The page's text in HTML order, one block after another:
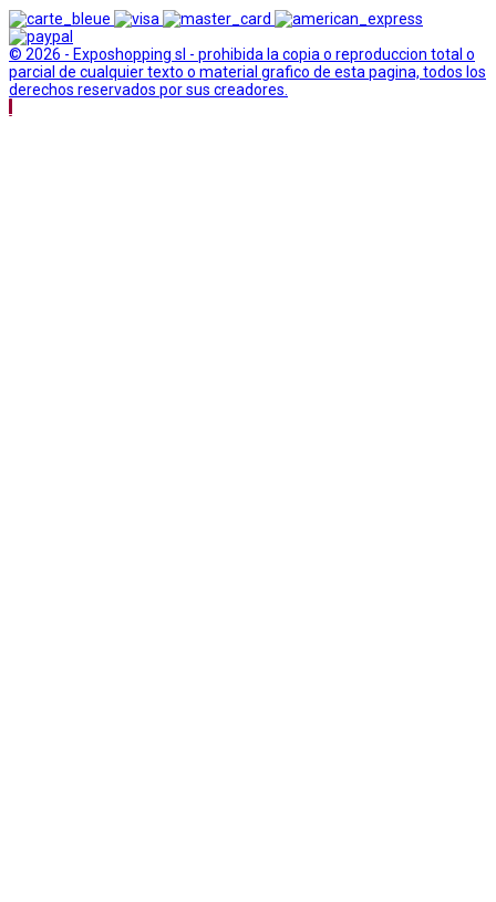
© 2026 - Exposhopping sl - prohibida la copia o reproduccion total o
parcial de cualquier texto o material grafico de esta pagina, todos los
derechos reservados por sus creadores.